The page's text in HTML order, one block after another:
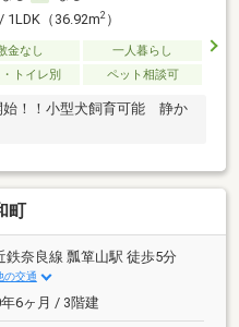
1LDK（36.92m2）
金なし
一人暮らし
トイレ別 ペット相談可
！！小型犬飼育可能 静か
町
鉄奈良線 瓢箪山駅 徒歩5分
の交通
6ヶ月 / 3階建